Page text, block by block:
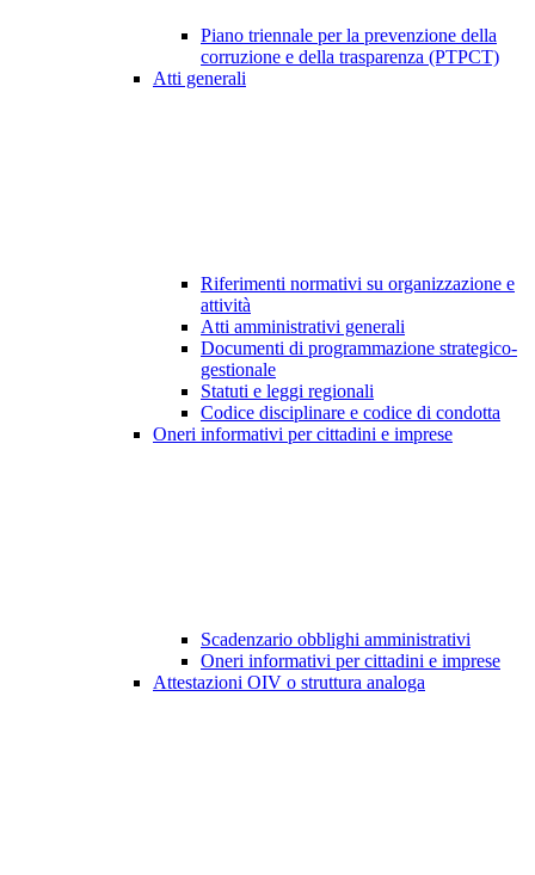
Piano triennale per la prevenzione della
corruzione e della trasparenza (PTPCT)
Atti generali
Riferimenti normativi su organizzazione e
attività
Atti amministrativi generali
Documenti di programmazione strategico-
gestionale
Statuti e leggi regionali
Codice disciplinare e codice di condotta
Oneri informativi per cittadini e imprese
Scadenzario obblighi amministrativi
Oneri informativi per cittadini e imprese
Attestazioni OIV o struttura analoga